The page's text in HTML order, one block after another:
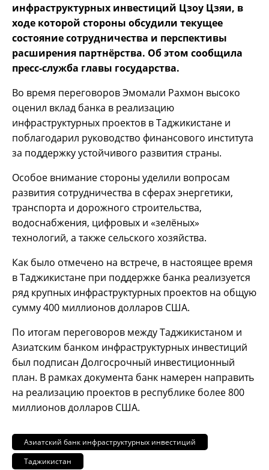
инфраструктурных инвестиций Цзоу Цзяи, в
ходе которой стороны обсудили текущее
состояние сотрудничества и перспективы
расширения партнёрства. Об этом сообщила
пресс-служба главы государства.
Во время переговоров Эмомали Рахмон высоко
оценил вклад банка в реализацию
инфраструктурных проектов в Таджикистане и
поблагодарил руководство финансового института
за поддержку устойчивого развития страны.
Особое внимание стороны уделили вопросам
развития сотрудничества в сферах энергетики,
транспорта и дорожного строительства,
водоснабжения, цифровых и «зелёных»
технологий, а также сельского хозяйства.
Как было отмечено на встрече, в настоящее время
в Таджикистане при поддержке банка реализуется
ряд крупных инфраструктурных проектов на общую
сумму 400 миллионов долларов США.
По итогам переговоров между Таджикистаном и
Азиатским банком инфраструктурных инвестиций
был подписан Долгосрочный инвестиционный
план. В рамках документа банк намерен направить
на реализацию проектов в республике более 800
миллионов долларов США.
Азиатский банк инфраструктурных инвестиций
Таджикистан